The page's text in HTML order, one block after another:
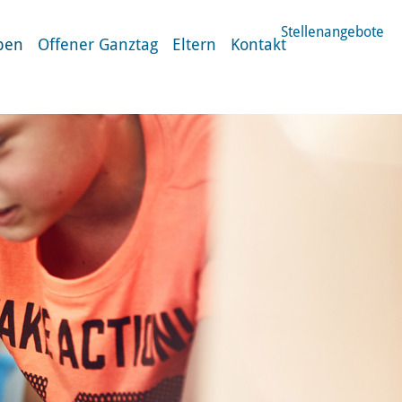
Offener Ganztag Eltern Kontakt
Stellenangebote